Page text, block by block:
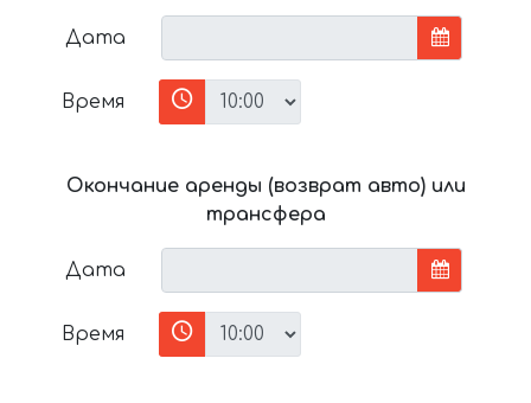
Дата
Время
Окончание аренды (возврат авто) или
трансфера
Дата
Время